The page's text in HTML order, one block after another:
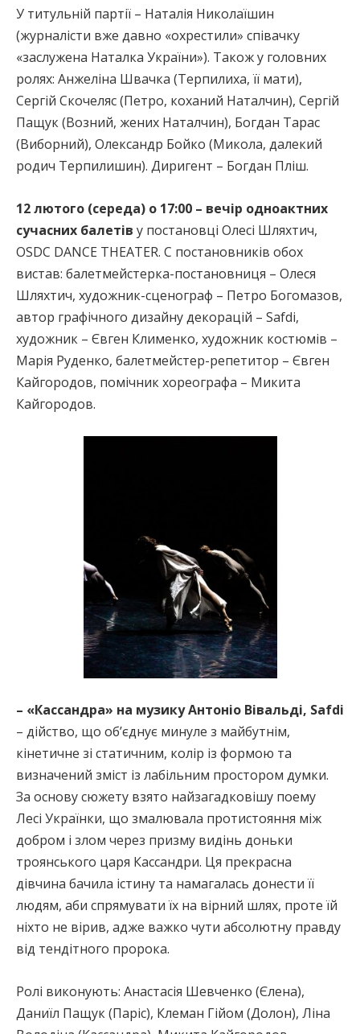
У титульній партії – Наталія Николаїшин
(журналісти вже давно «охрестили» співачку
«заслужена Наталка України»). Також у головних
ролях: Анжеліна Швачка (Терпилиха, її мати),
Сергій Скочеляс (Петро, коханий Наталчин), Сергій
Пащук (Возний, жених Наталчин), Богдан Тарас
(Виборний), Олександр Бойко (Микола, далекий
родич Терпилишин). Диригент – Богдан Пліш.
12 лютого (середа) о 17:00 – вечір одноактних
сучасних балетів у постановці Олесі Шляхтич,
OSDC DANCE THEATER. С постановників обох
вистав: балетмейстерка-постановниця – Олеся
Шляхтич, художник-сценограф – Петро Богомазов,
автор графічного дизайну декорацій – Safdi,
художник – Євген Клименко, художник костюмів –
Марія Руденко, балетмейстер-репетитор – Євген
Кайгородов, помічник хореографа – Микита
Кайгородов.
– «Кассандра» на музику Антоніо Вівальді, Safdi
– дійство, що обʼєднує минуле з майбутнім,
кінетичне зі статичним, колір із формою та
визначений зміст із лабільним простором думки.
За основу сюжету взято найзагадковішу поему
Лесі Українки, що змалювала протистояння між
добром і злом через призму видінь доньки
троянського царя Кассандри. Ця прекрасна
дівчина бачила істину та намагалась донести її
людям, аби спрямувати їх на вірний шлях, проте їй
ніхто не вірив, адже важко чути абсолютну правду
від тендітного пророка.
Ролі виконують: Анастасія Шевченко (Єлена),
Даниїл Пащук (Паріс), Клеман Гійом (Долон), Ліна